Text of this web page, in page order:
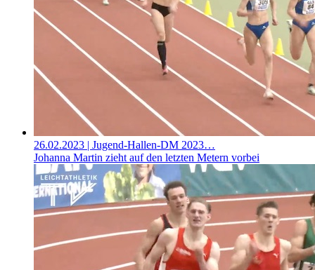
26.02.2023 | Jugend-Hallen-DM 2023…
Johanna Martin zieht auf den letzten Metern vorbei